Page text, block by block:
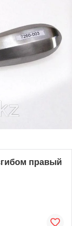
правый